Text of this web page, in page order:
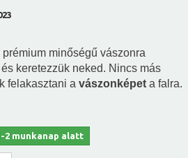
prémium minőségű vászonra
keretezzük neked. Nincs más
felakasztani a vászonképet a falra.
2 munkanap alatt